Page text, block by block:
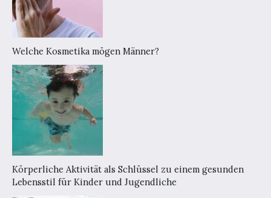
Welche Kosmetika mögen Männer?
Körperliche Aktivität als Schlüssel zu einem gesunden
Lebensstil für Kinder und Jugendliche